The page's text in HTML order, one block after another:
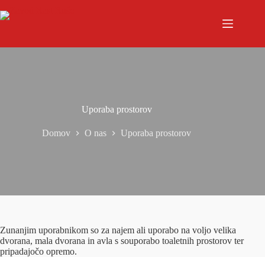
Uporaba prostorov
Domov O nas Uporaba prostorov
Zunanjim uporabnikom so za najem ali uporabo na voljo velika
dvorana, mala dvorana in avla s souporabo toaletnih prostorov ter
pripadajočo opremo.